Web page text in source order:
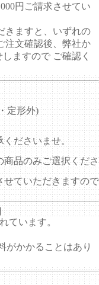
円ご請求させてい
きますと、いずれの
注文確認後、弊社か
ますので ご確認く
定形外)
ださいませ。
品のみご選択くださ
せていただきますので
ています。
がかかることはあり